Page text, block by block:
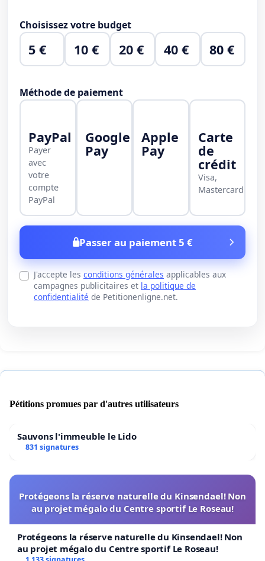
Choisissez votre budget
5 € 10 € 20 € 40 € 80 €
Méthode de paiement
PayPal
Payer
avec
votre
compte
PayPal
Google
Pay
Apple
Pay
Carte
de
crédit
Visa,
Mastercard
Passer au paiement 5 €
J'accepte les conditions générales applicables aux
campagnes publicitaires et la politique de
confidentialité de Petitionenligne.net.
Pétitions promues par d'autres utilisateurs
Sauvons l'immeuble le Lido
831 signatures
Protégeons la réserve naturelle du Kinsendael! Non
au projet mégalo du Centre sportif Le Roseau!
Protégeons la réserve naturelle du Kinsendael! Non
au projet mégalo du Centre sportif Le Roseau!